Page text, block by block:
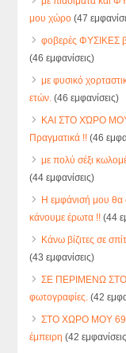
μου χώρο (47
φοβερές ΦΥΣΙΚΕΣ
(46 εμφανίσεις)
με φυσικό
ετών. (46 εμφανίσεις)
ΚΑΙ ΣΤΟ ΧΏΡΟ
Πραγματικά !! (46
με πολύ σέξι
(44 εμφανίσεις)
Η εμφάνισή μου θα
κάνουμε έρωτα !! (44
Κάνω βίζιτες σε
(43 εμφανίσεις)
ΣΕ ΠΕΡΙΜΕΝΩ ΣΤΟ
φωτογραφίες. (42
ΣΤΟ ΧΩΡΟ ΜΟΥ
έμπειρη (42